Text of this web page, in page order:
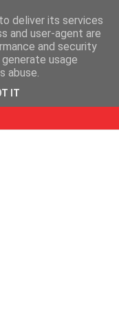
deliver its services
and user-agent are
and security
usage
abuse.
IT